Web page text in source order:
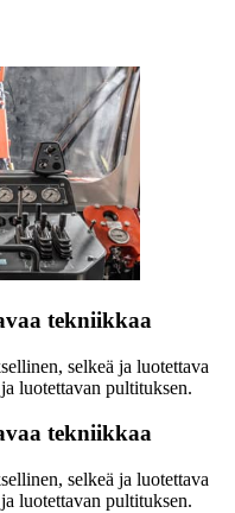
tekniikkaa
selkeä ja luotettava
luotettavan pultituksen.
tekniikkaa
selkeä ja luotettava
luotettavan pultituksen.